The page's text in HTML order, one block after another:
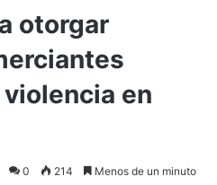
otorgar
en
0 214 Menos de un minuto